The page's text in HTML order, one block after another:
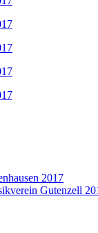
2017
Gutenzell